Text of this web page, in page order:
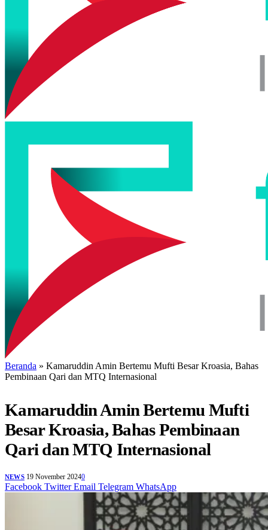
Beranda » Kamaruddin Amin Bertemu Mufti Besar Kroasia, Bahas
Pembinaan Qari dan MTQ Internasional
Kamaruddin Amin Bertemu Mufti
Besar Kroasia, Bahas Pembinaan
Qari dan MTQ Internasional
NEWS 19 November 20240
Facebook Twitter Email Telegram WhatsApp